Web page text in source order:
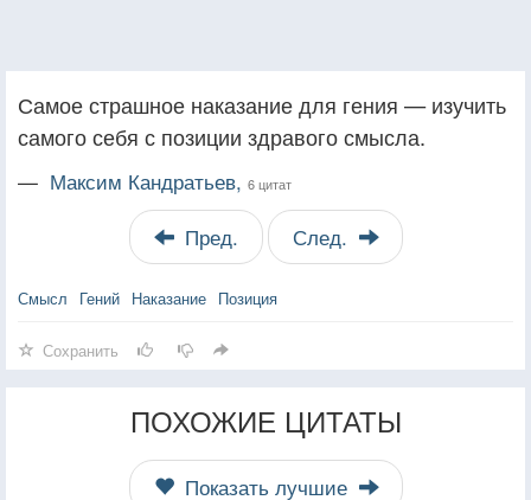
Самое страшное наказание для гения — изучить
самого себя с позиции здравого смысла.
— Максим Кандратьев, 6 цитат
Пред. След.
Смысл Гений Наказание Позиция
Сохранить
ПОХОЖИЕ ЦИТАТЫ
Показать лучшие